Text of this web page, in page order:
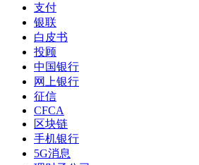
支付
银联
白皮书
投顾
中国银行
网上银行
征信
CFCA
区块链
手机银行
5G消息